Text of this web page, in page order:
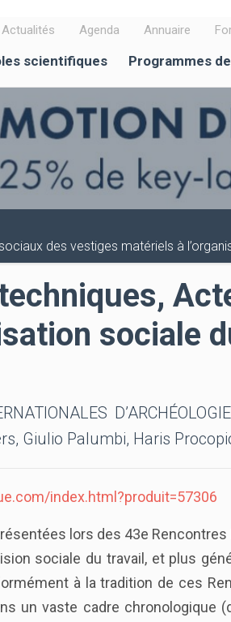
Actualités Agenda Annuaire
scientifiques Programmes
des vestiges matériels à
sociale
Giulio Palumbi, Haris
index.html?produit=57306
lors des 43e
sociale du travail, et plus
à la tradition de ces
un vaste cadre